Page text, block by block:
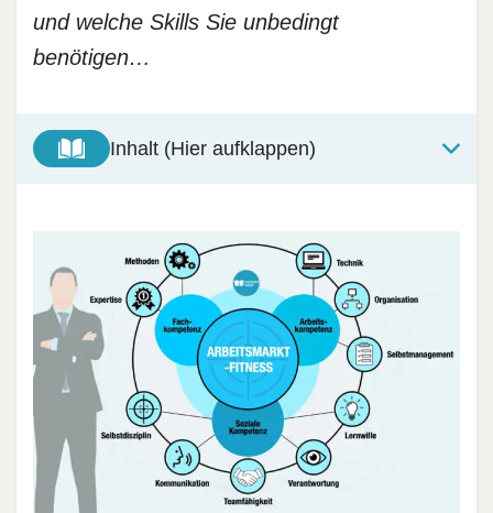
und welche Skills Sie unbedingt
benötigen…
Inhalt (Hier aufklappen)